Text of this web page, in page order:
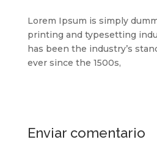
Lorem Ipsum is simply
printing and typesetting
has been the industry’s
ever since the 1500s,
Enviar comentario